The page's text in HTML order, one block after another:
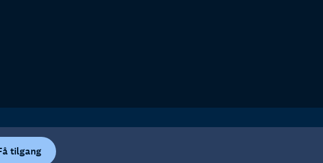
tilgang